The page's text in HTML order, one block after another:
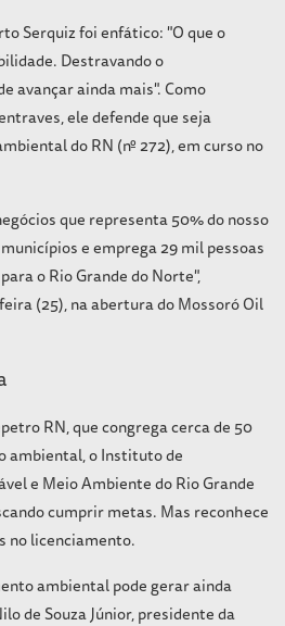
Serquiz foi enfático: "O que o
Destravando o
avançar ainda mais". Como
ele defende que seja
do RN (nº 272), em curso no
que representa 50% do nosso
e emprega 29 mil pessoas
o Rio Grande do Norte",
(25), na abertura do Mossoró Oil
RN, que congrega cerca de 50
ambiental, o Instituto de
e Meio Ambiente do Rio Grande
cumprir metas. Mas reconhece
no licenciamento.
ambiental pode gerar ainda
de Souza Júnior, presidente da